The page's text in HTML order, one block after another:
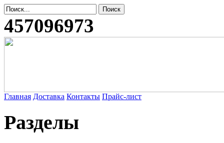
457096973
Главная Доставка Контакты Прайс-лист
Разделы